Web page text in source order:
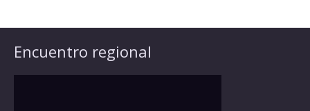
Encuentro regional